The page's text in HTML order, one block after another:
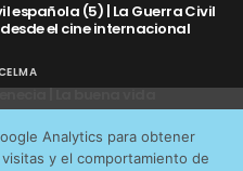
española (5) | La Guerra Civil
el cine internacional
| La buena vida
Analytics para obtener
y el comportamiento de
los servicios que